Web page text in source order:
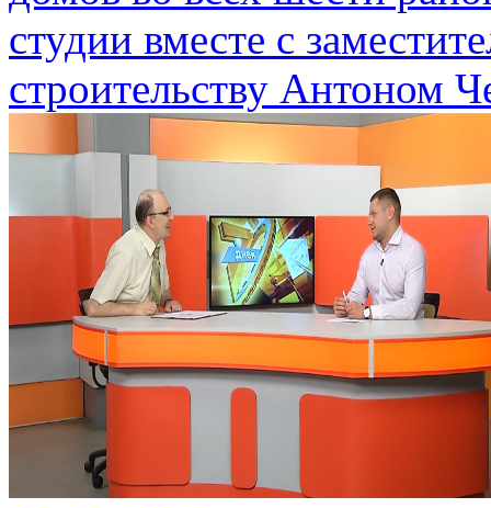
студии вместе с
строительству Антоном